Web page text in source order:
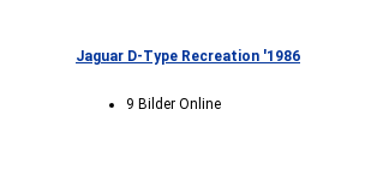
Jaguar D-Type Recreation '1986
9 Bilder Online